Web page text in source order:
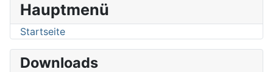
Hauptmenü
Startseite
Downloads